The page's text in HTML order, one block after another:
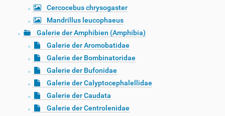
Cercocebus chrysogaster
Mandrillus leucophaeus
Galerie der Amphibien (Amphibia)
Galerie der Aromobatidae
Galerie der Bombinatoridae
Galerie der Bufonidae
Galerie der Calyptocephalellidae
Galerie der Caudata
Galerie der Centrolenidae